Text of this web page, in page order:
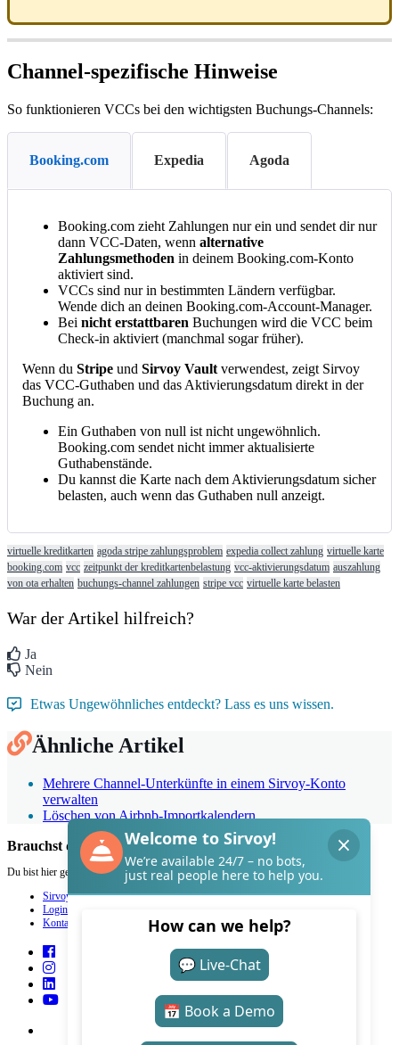
Channel-spezifische Hinweise
So funktionieren VCCs bei den wichtigsten Buchungs-Channels:
Booking.com Expedia Agoda
Booking.com zieht Zahlungen nur ein und sendet dir nur
dann VCC-Daten, wenn alternative
Zahlungsmethoden in deinem Booking.com-Konto
aktiviert sind.
VCCs sind nur in bestimmten Ländern verfügbar.
Wende dich an deinen Booking.com-Account-Manager.
Bei nicht erstattbaren Buchungen wird die VCC beim
Check-in aktiviert (manchmal sogar früher).
Wenn du Stripe und Sirvoy Vault verwendest, zeigt Sirvoy
das VCC-Guthaben und das Aktivierungsdatum direkt in der
Buchung an.
Ein Guthaben von null ist nicht ungewöhnlich.
Booking.com sendet nicht immer aktualisierte
Guthabenstände.
Du kannst die Karte nach dem Aktivierungsdatum sicher
belasten, auch wenn das Guthaben null anzeigt.
virtuelle kreditkarten agoda stripe zahlungsproblem expedia collect zahlung virtuelle karte
booking.com vcc zeitpunkt der kreditkartenbelastung vcc-aktivierungsdatum auszahlung
von ota erhalten buchungs-channel zahlungen stripe vcc virtuelle karte belasten
War der Artikel hilfreich?
Ja
Nein
Etwas Ungewöhnliches entdeckt? Lass es uns wissen.
Ähnliche Artikel
Mehrere Channel-Unterkünfte in einem Sirvoy-Konto
verwalten
Löschen von Airbnb-Importkalendern
Brauchst du Hilfe mit Sirvoy?
Du bist hier genau richtig.
Sirvoy
Login
Kontakt